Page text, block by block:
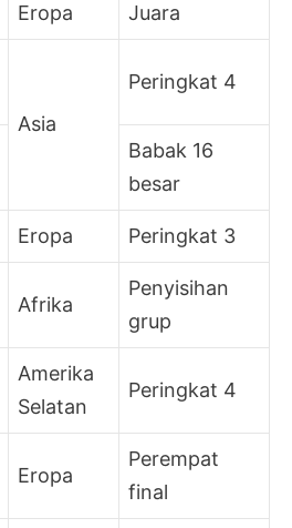
Eropa Juara
Asia
Peringkat 4
Babak 16
besar
Eropa Peringkat 3
Afrika
Penyisihan
grup
Amerika
Selatan
Peringkat 4
Eropa
Perempat
final